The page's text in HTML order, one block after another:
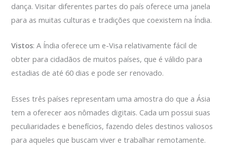
dança. Visitar diferentes partes do país oferece uma janela
para as muitas culturas e tradições que coexistem na Índia.
Vistos: A Índia oferece um e-Visa relativamente fácil de
obter para cidadãos de muitos países, que é válido para
estadias de até 60 dias e pode ser renovado.
Esses três países representam uma amostra do que a Ásia
tem a oferecer aos nômades digitais. Cada um possui suas
peculiaridades e benefícios, fazendo deles destinos valiosos
para aqueles que buscam viver e trabalhar remotamente.